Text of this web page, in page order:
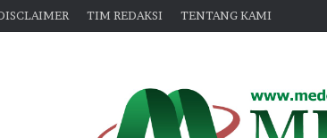
TIM REDAKSI TENTANG KAMI